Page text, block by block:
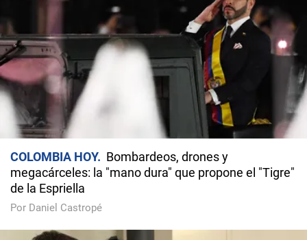
COLOMBIA HOY
Bombardeos, drones y
megacárceles: la "mano dura" que propone el "Tigre"
de la Espriella
Por Daniel Castropé